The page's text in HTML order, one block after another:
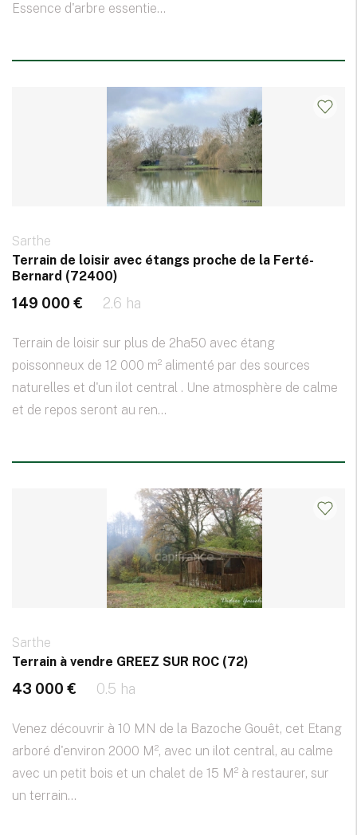
Essence d'arbre essentie...
Sarthe
Terrain de loisir avec étangs proche de la Ferté-
Bernard (72400)
149 000 € 2.6 ha
Terrain de loisir sur plus de 2ha50 avec étang
poissonneux de 12 000 m² alimenté par des sources
naturelles et d'un ilot central . Une atmosphère de calme
et de repos seront au ren...
Sarthe
Terrain à vendre GREEZ SUR ROC (72)
43 000 € 0.5 ha
Venez découvrir à 10 MN de la Bazoche Gouêt, cet Etang
arboré d'environ 2000 M², avec un ilot central, au calme
avec un petit bois et un chalet de 15 M² à restaurer, sur
un terrain...